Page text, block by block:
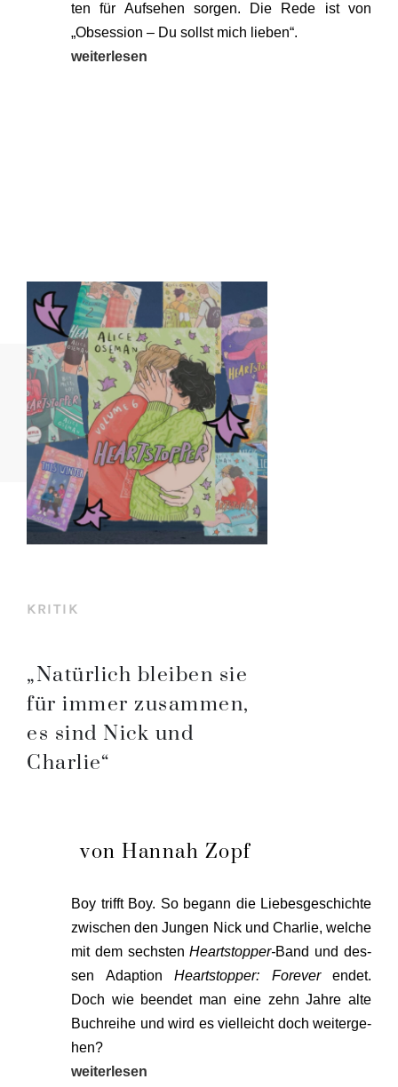
ten für Auf­se­hen sor­gen. Die Rede ist von
„Obses­si­on – Du sollst mich lie­ben“.
wei­ter­le­sen
KRITIK
„Natürlich bleiben sie
für immer zusammen,
es sind Nick und
Charlie“
von Hannah Zopf
Boy trifft Boy. So begann die Lie­bes­ge­schich­te
zwi­schen den Jun­gen Nick und Char­lie, wel­che
mit dem sechs­tenHeart­stop­per-Band und des­
sen Adap­ti­on Heart­stop­per: Fore­verendet.
Doch wie been­det man eine zehn Jah­re alte
Buch­rei­he und wird es viel­leicht doch wei­ter­ge­
hen?
wei­ter­le­sen